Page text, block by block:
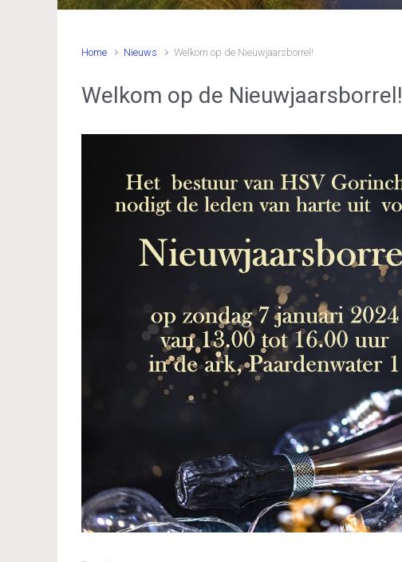
Home Nieuws Welkom op de Nieuwjaarsborrel!
Welkom op de Nieuwjaarsborrel!